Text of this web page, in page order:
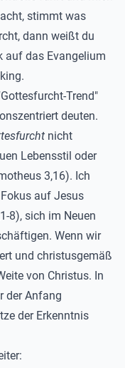
stimmt was
dann weißt du
auf das Evangelium
Trend"
deuten.
nicht
Lebensstil oder
3,16). Ich
auf Jesus
8), sich im Neuen
Wenn wir
und christusgemäß
von Christus. In
der Anfang
der Erkenntnis